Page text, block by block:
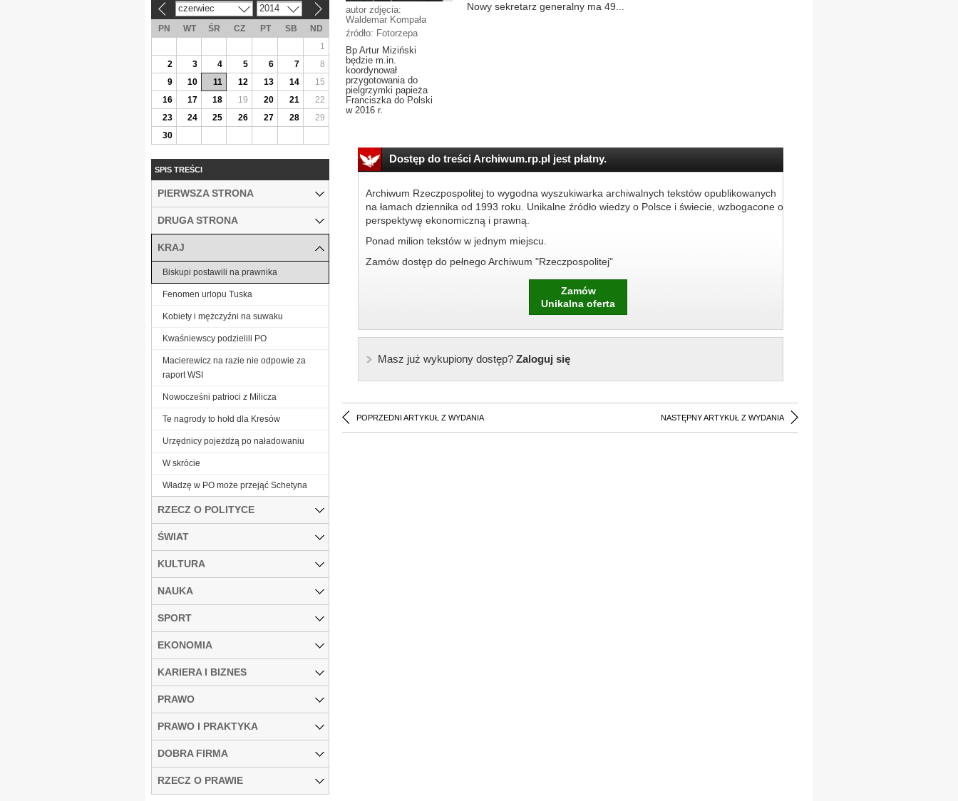
autor zdjęcia:
Waldemar Kompała
źródło: Fotorzepa
Bp Artur Miziński
będzie m.in.
koordynował
przygotowania do
pielgrzymki papieża
Franciszka do Polski
w 2016 r.
Nowy sekretarz generalny ma 49...
Dostęp do treści Archiwum.rp.pl jest płatny.
Archiwum Rzeczpospolitej to wygodna wyszukiwarka archiwalnych tekstów opublikowanych
na łamach dziennika od 1993 roku. Unikalne źródło wiedzy o Polsce i świecie, wzbogacone o
perspektywę ekonomiczną i prawną.
Ponad milion tekstów w jednym miejscu.
Zamów dostęp do pełnego Archiwum "Rzeczpospolitej"
Zamów
Unikalna oferta
Masz już wykupiony dostęp?Zaloguj się
POPRZEDNI ARTYKUŁ Z WYDANIA NASTĘPNY ARTYKUŁ Z WYDANIA
czerwiec 2014
PN WT ŚR CZ PT SB
ND
1
2
3 4 5 6 7
8
9
10 11 12 13 14
15
16
17 18 19 20 21
22
23
24 25 26 27 28
29
30
SPIS TREŚCI
PIERWSZA STRONA
DRUGA STRONA
KRAJ
Biskupi postawili na prawnika
Fenomen urlopu Tuska
Kobiety i mężczyźni na suwaku
Kwaśniewscy podzielili PO
Macierewicz na razie nie odpowie za
raport WSI
Nowocześni patrioci z Milicza
Te nagrody to hołd dla Kresów
Urzędnicy pojeżdżą po naładowaniu
W skrócie
Władzę w PO może przejąć Schetyna
RZECZ O POLITYCE
ŚWIAT
KULTURA
NAUKA
SPORT
EKONOMIA
KARIERA I BIZNES
PRAWO
PRAWO I PRAKTYKA
DOBRA FIRMA
RZECZ O PRAWIE